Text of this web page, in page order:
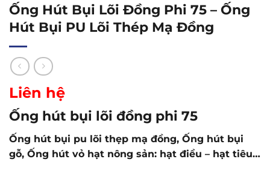
Ống Hút Bụi Lõi Đồng Phi 75 – Ống
Hút Bụi PU Lõi Thép Mạ Đồng
Liên hệ
Ống hút bụi lõi đồng phi 75
Ống hút bụi pu lõi thẹp mạ đồng, Ống hút bụi
gỗ, Ống hút vỏ hạt nông sản: hạt điều – hạt tiêu…